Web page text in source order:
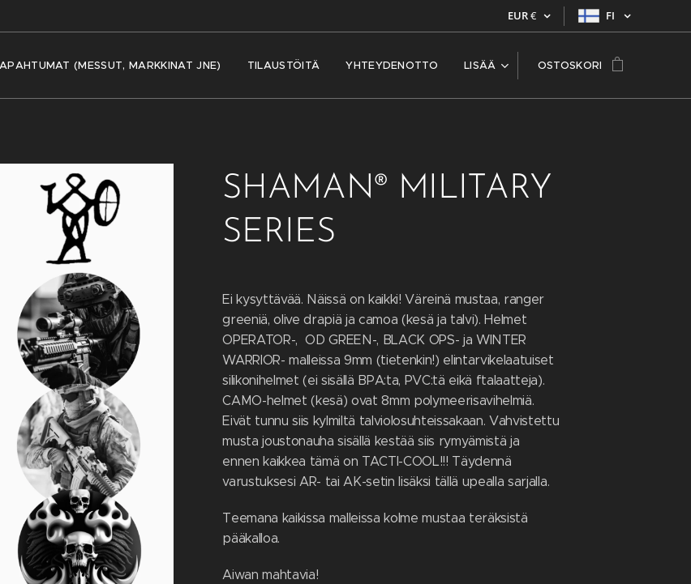
EUR€ FI
(MESSUT, MARKKINAT JNE) TILAUSTÖITÄ YHTEYDENOTTO LISÄÄ OSTOSKORI
SHAMAN® MILITARY
SERIES
Ei kysyttävää. Näissä on kaikki! Väreinä mustaa, ranger
greeniä, olive drapiä ja camoa (kesä ja talvi). Helmet
OPERATOR-, OD GREEN-, BLACK OPS- ja WINTER
WARRIOR- malleissa 9mm (tietenkin!) elintarvikelaatuiset
silikonihelmet (ei sisällä BPA:ta, PVC:tä eikä ftalaatteja).
CAMO-helmet (kesä) ovat 8mm polymeerisavihelmiä.
Eivät tunnu siis kylmiltä talviolosuhteissakaan. Vahvistettu
musta joustonauha sisällä kestää siis rymyämistä ja
ennen kaikkea tämä on TACTI-COOL!!! Täydennä
varustuksesi AR- tai AK-setin lisäksi tällä upealla sarjalla.
Teemana kaikissa malleissa kolme mustaa teräksistä
pääkalloa.
Aiwan mahtavia!